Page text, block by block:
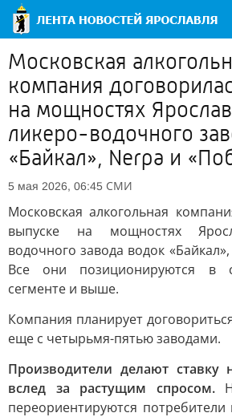
Московская
компания
на мощностях
ликеро-водочного
«Байкал», Nerpa и
5 мая 2026, 06:45 СМИ
Московская алкогольная
выпуске на мощностях
водочного завода водок
Все они позиционируются в
сегменте и выше.
Компания планирует
еще с четырьмя-пятью заводами.
Производители делают ставку
вслед за растущим спросом.
переориентируются потребители